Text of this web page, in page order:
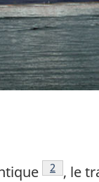
Note de
2 , le